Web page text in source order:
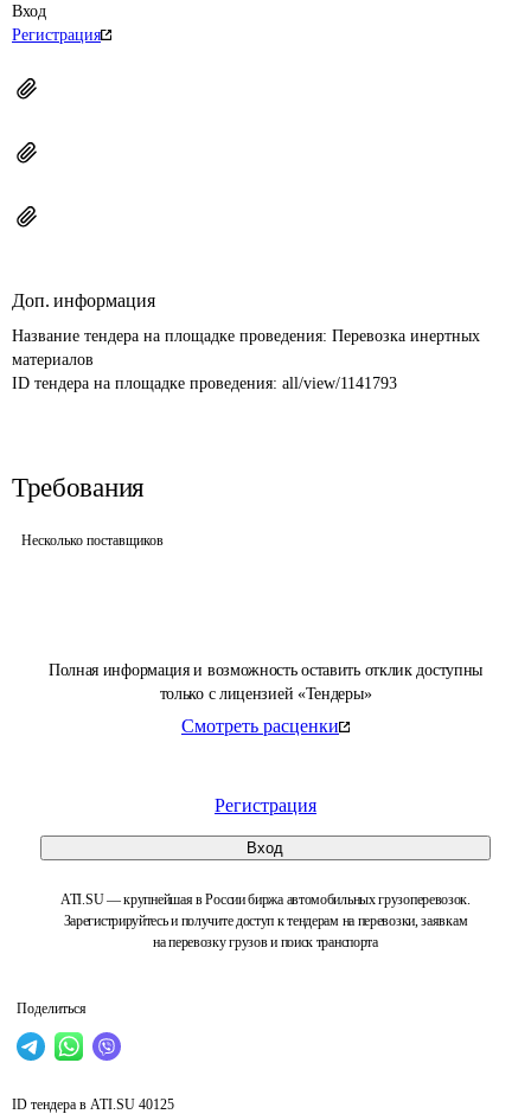
Полная информация и возможность оставить отклик доступны
только с лицензией «Тендеры»
Смотреть расценки
Регистрация
Вход
ATI.SU — крупнейшая в России биржа автомобильных грузоперевозок.
Зарегистрируйтесь и получите доступ к тендерам на перевозки, заявкам
на перевозку грузов и поиск транспорта
Поделиться
Вход
Регистрация
Доп. информация
Название тендера на площадке проведения: Перевозка инертных
материалов
ID тендера на площадке проведения: all/view/1141793
Требования
Несколько поставщиков
ID тендера в ATI.SU 40125